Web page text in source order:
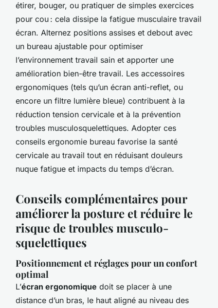
étirer, bouger, ou pratiquer de simples exercices
pour cou : cela dissipe la fatigue musculaire travail
écran. Alternez positions assises et debout avec
un bureau ajustable pour optimiser
l’environnement travail sain et apporter une
amélioration bien-être travail. Les accessoires
ergonomiques (tels qu’un écran anti-reflet, ou
encore un filtre lumière bleue) contribuent à la
réduction tension cervicale et à la prévention
troubles musculosquelettiques. Adopter ces
conseils ergonomie bureau favorise la santé
cervicale au travail tout en réduisant douleurs
nuque fatigue et impacts du temps d’écran.
Conseils complémentaires pour
améliorer la posture et réduire le
risque de troubles musculo-
squelettiques
Positionnement et réglages pour un confort
optimal
L’écran ergonomique doit se placer à une
distance d’un bras, le haut aligné au niveau des